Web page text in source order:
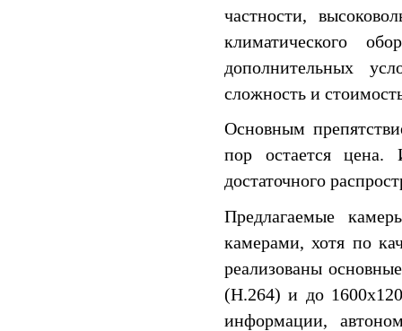
частности,
климатического
дополнительных
сложность и
Основным
пор остается цена.
достаточного
Предлагаемые
камерами, хотя по
реализованы
(H.264) и до
информации,